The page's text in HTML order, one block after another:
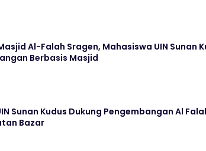
Al-Falah Sragen, Mahasiswa UIN Sunan
Berbasis Masjid
Sunan Kudus Dukung Pengembangan Al
Bazar